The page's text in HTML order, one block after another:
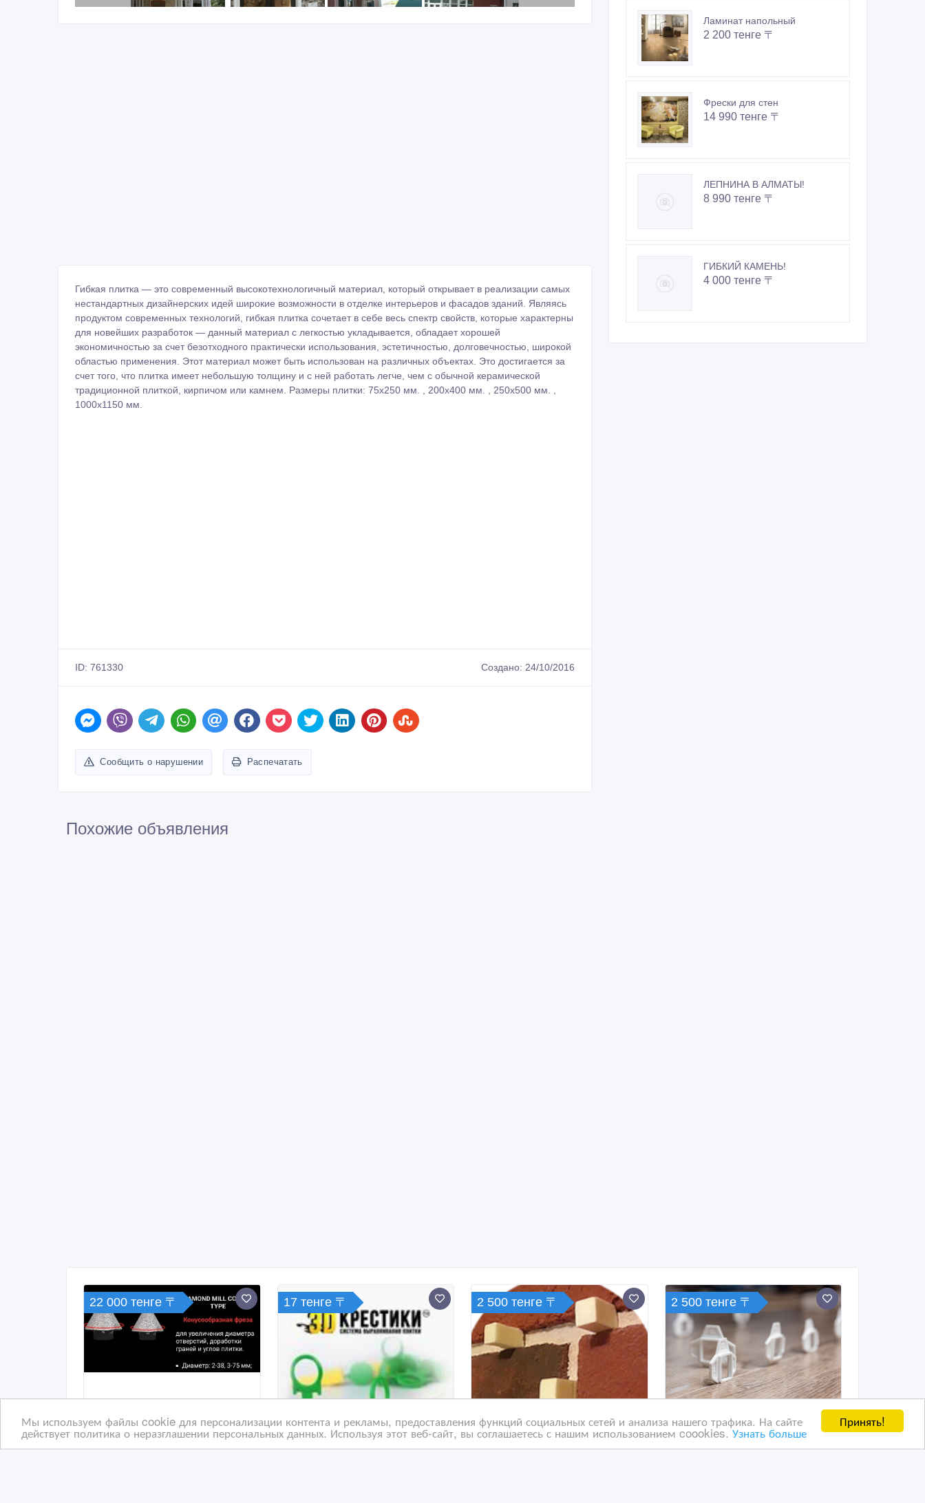
Принять!
Мы используем файлы cookie для персонализации контента и рекламы, предоставления функций социальных сетей и анализа нашего трафика. На сайте
действует политика о неразглашении персональных данных. Используя этот веб-сайт, вы соглашаетесь с нашим использованием coookies.Узнать больше
Гибкая плитка — это современный высокотехнологичный материал, который открывает в реализации самых
нестандартных дизайнерских идей широкие возможности в отделке интерьеров и фасадов зданий. Являясь
продуктом современных технологий, гибкая плитка сочетает в себе весь спектр свойств, которые характерны
для новейших разработок — данный материал с легкостью укладывается, обладает хорошей
экономичностью за счет безотходного практически использования, эстетичностью, долговечностью, широкой
областью применения. Этот материал может быть использован на различных объектах. Это достигается за
счет того, что плитка имеет небольшую толщину и с ней работать легче, чем с обычной керамической
традиционной плиткой, кирпичом или камнем. Размеры плитки: 75х250 мм. , 200х400 мм. , 250х500 мм. ,
1000х1150 мм.
ID: 761330 Создано: 24/10/2016
Сообщить о нарушении Распечатать
Ламинат напольный
2 200 тенге 〒
Фрески для стен
14 990 тенге 〒
ЛЕПНИНА В АЛМАТЫ!
8 990 тенге 〒
ГИБКИЙ КАМЕНЬ!
4 000 тенге 〒
Похожие объявления
22 000 тенге 〒 17 тенге 〒 2 500 тенге 〒 2 500 тенге 〒